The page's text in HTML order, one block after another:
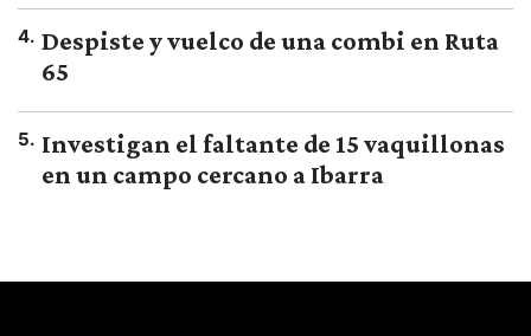
4. Despiste y vuelco de una combi en Ruta
65
5. Investigan el faltante de 15 vaquillonas
en un campo cercano a Ibarra